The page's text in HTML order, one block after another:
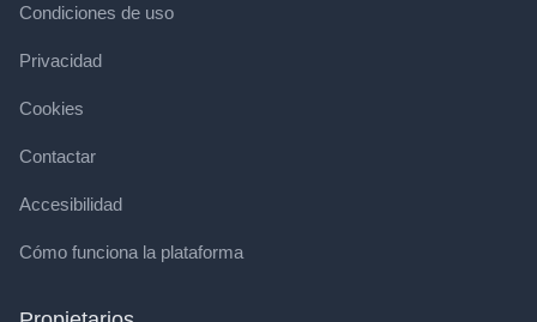
Condiciones de uso
Privacidad
Cookies
Contactar
Accesibilidad
Cómo funciona la plataforma